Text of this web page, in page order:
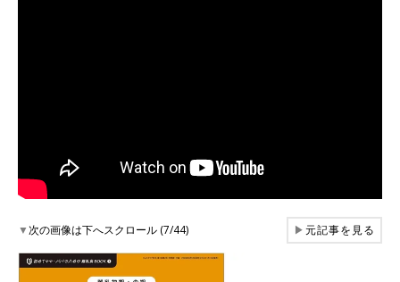
▼次の画像は下へスクロール (7/44) ▶元記事を見る